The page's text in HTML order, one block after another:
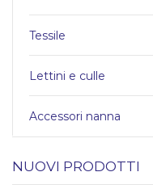
Tessile
Lettini e culle
Accessori nanna
NUOVI PRODOTTI